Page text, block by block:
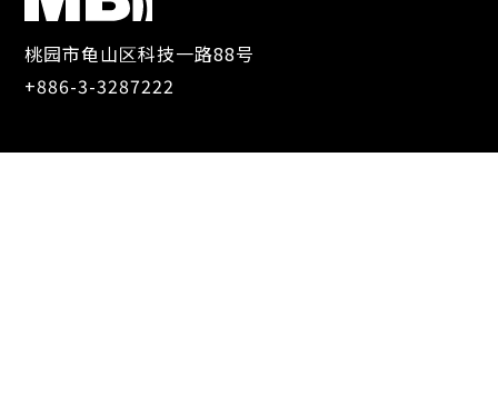
桃园市龟山区科技一路88号
+886-3-3287222